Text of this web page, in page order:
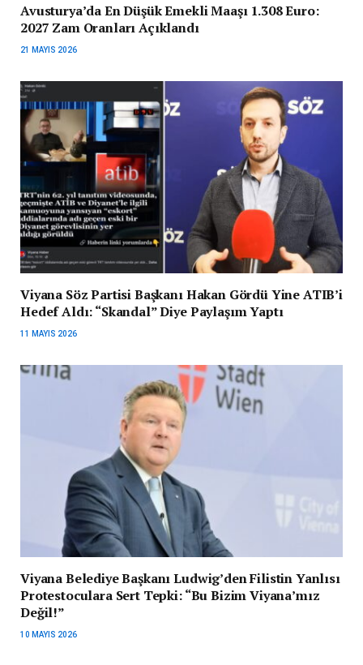
Avusturya’da En Düşük Emekli Maaşı 1.308 Euro:
2027 Zam Oranları Açıklandı
21 MAYIS 2026
Viyana Söz Partisi Başkanı Hakan Gördü Yine ATIB’i
Hedef Aldı: “Skandal” Diye Paylaşım Yaptı
11 MAYIS 2026
Viyana Belediye Başkanı Ludwig’den Filistin Yanlısı
Protestoculara Sert Tepki: “Bu Bizim Viyana’mız
Değil!”
10 MAYIS 2026